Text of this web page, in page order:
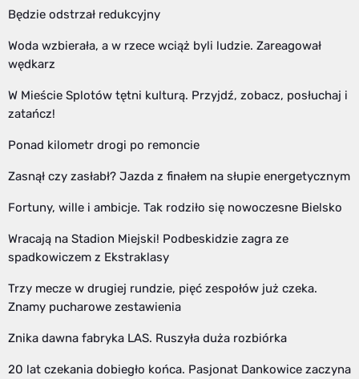
Będzie odstrzał redukcyjny
Woda wzbierała, a w rzece wciąż byli ludzie. Zareagował
wędkarz
W Mieście Splotów tętni kulturą. Przyjdź, zobacz, posłuchaj i
zatańcz!
Ponad kilometr drogi po remoncie
Zasnął czy zasłabł? Jazda z finałem na słupie energetycznym
Fortuny, wille i ambicje. Tak rodziło się nowoczesne Bielsko
Wracają na Stadion Miejski! Podbeskidzie zagra ze
spadkowiczem z Ekstraklasy
Trzy mecze w drugiej rundzie, pięć zespołów już czeka.
Znamy pucharowe zestawienia
Znika dawna fabryka LAS. Ruszyła duża rozbiórka
20 lat czekania dobiegło końca. Pasjonat Dankowice zaczyna